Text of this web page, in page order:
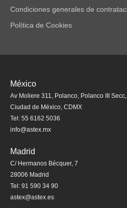
Condiciones generales de
Política de Cookies
México
Av Moliere 311, Polanco, Polanco III
Ciudad de México, CDMX
Tel: 55 6162 5036
info@astex.mx
Madrid
C/ Hermanos Bécquer, 7
28006 Madrid
Tel: 91 590 34 90
astex@astex.es